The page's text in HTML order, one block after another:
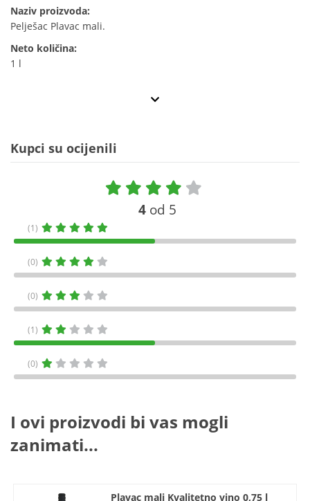
Naziv proizvoda:
Pelješac Plavac mali.
Neto količina:
1 l
Kupci su ocijenili
4 od 5
(1)
(0)
(0)
(1)
(0)
I ovi proizvodi bi vas mogli
zanimati...
Plavac mali Kvalitetno vino 0,75 l